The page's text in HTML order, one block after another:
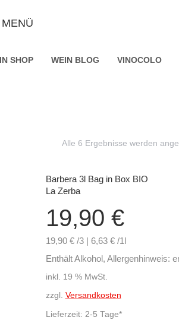
MENÜ
SHOP WEIN BLOG VINOCOLO
Alle 6 Ergebnisse werden
Barbera 3l Bag in Box BIO
La Zerba
19,90 €
19,90 € /3 | 6,63 € /1l
Enthält Alkohol, Allergenhinweis:
inkl. 19 % MwSt.
zzgl. Versandkosten
Lieferzeit: 2-5 Tage*